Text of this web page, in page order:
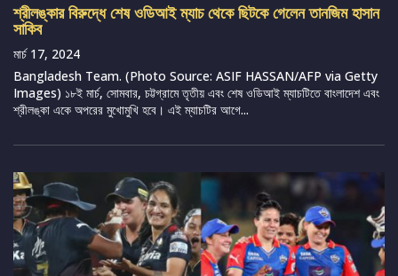
শ্রীলঙ্কার বিরুদ্ধে শেষ ওডিআই ম্যাচ থেকে ছিটকে গেলেন তানজিম হাসান
সাকিব
মার্চ 17, 2024
Bangladesh Team. (Photo Source: ASIF HASSAN/AFP via Getty
Images) ১৮ই মার্চ, সোমবার, চট্টগ্রামে তৃতীয় এবং শেষ ওডিআই ম্যাচটিতে বাংলাদেশ এবং
শ্রীলঙ্কা একে অপরের মুখোমুখি হবে। এই ম্যাচটির আগে...